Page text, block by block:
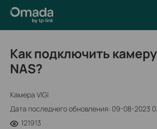
Как подключить камеру
NAS?
Камера VIGI
Дата последнего обновления: 09-08-2023
121913